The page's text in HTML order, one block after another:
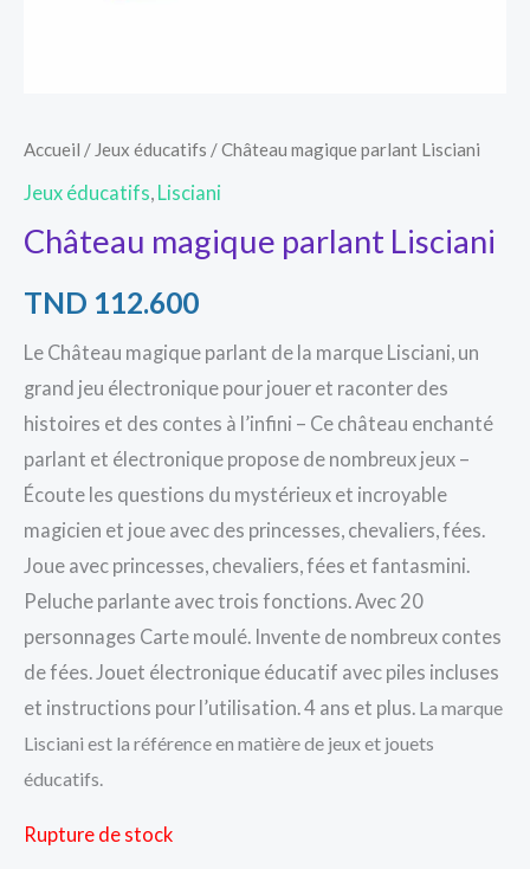
Accueil / Jeux éducatifs / Château magique parlant Lisciani
Jeux éducatifs, Lisciani
Château magique parlant Lisciani
TND 112.600
Le Château magique parlant de la marque Lisciani, un
grand jeu électronique pour jouer et raconter des
histoires et des contes à l’infini – Ce château enchanté
parlant et électronique propose de nombreux jeux –
Écoute les questions du mystérieux et incroyable
magicien et joue avec des princesses, chevaliers, fées.
Joue avec princesses, chevaliers, fées et fantasmini.
Peluche parlante avec trois fonctions. Avec 20
personnages Carte moulé. Invente de nombreux contes
de fées. Jouet électronique éducatif avec piles incluses
et instructions pour l’utilisation. 4 ans et plus. La marque
Lisciani est la référence en matière de jeux et jouets
éducatifs.
Rupture de stock